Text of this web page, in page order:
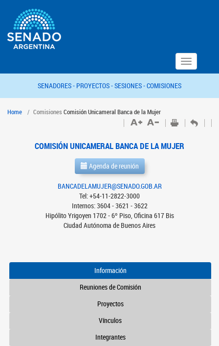
Toggle
navigation
SENADORES - PROYECTOS -SESIONES -COMISIONES
Home Comisiones Comisión Unicameral Banca de la Mujer
COMISIÓN UNICAMERAL BANCA DE LA MUJER
Agenda de reunión
BANCADELAMUJER@SENADO.GOB.AR
Tel: +54-11-2822-3000
Internos: 3604 - 3621 - 3622
Hipólito Yrigoyen 1702 - 6º Piso, Oficina 617 Bis
Ciudad Autónoma de Buenos Aires
Información
Reuniones de Comisión
Proyectos
Vínculos
Integrantes